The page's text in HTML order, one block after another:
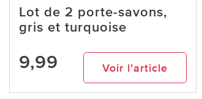
Lot de 2 porte-savons,
gris et turquoise
9,99 Voir l’article